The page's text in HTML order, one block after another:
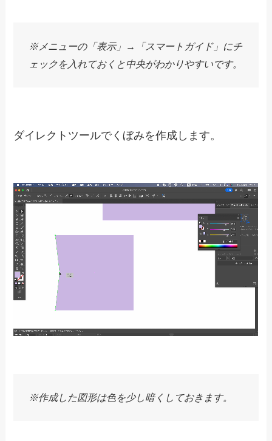
※メニューの「表示」→「スマートガイド」にチ
ェックを入れておくと中央がわかりやすいです。
ダイレクトツールでくぼみを作成します。
※作成した図形は色を少し暗くしておきます。